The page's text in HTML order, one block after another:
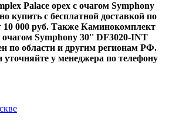
Palace орех с очагом Symphony
купить с бесплатной доставкой по
10 000 руб. Также Каминокомплект
очагом Symphony 30'' DF3020-INT
по области и другим регионам РФ.
уточняйте у менеджера по телефону